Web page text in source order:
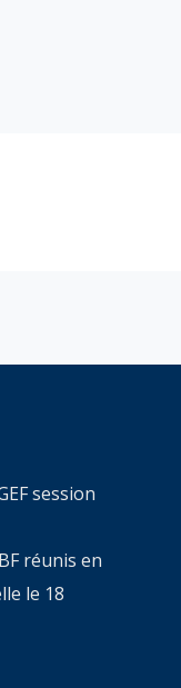
session
réunis en
le 18